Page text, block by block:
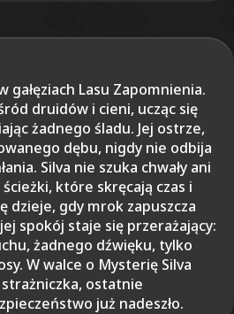
gałęziach Lasu Zapomnienia.
druidów i cieni, ucząc się
żadnego śladu. Jej ostrze,
dębu, nigdy nie odbija
Silva nie szuka chwały ani
które skręcają czas i
dzieje, gdy mrok zapuszcza
spokój staje się przerażający:
żadnego dźwięku, tylko
W walce o Mysterię Silva
ostatnie
już nadeszło.